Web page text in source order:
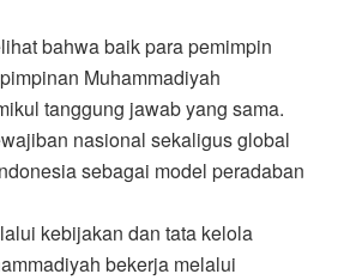
bahwa baik para pemimpin
Muhammadiyah
tanggung jawab yang sama.
nasional sekaligus global
sebagai model peradaban
kebijakan dan tata kelola
bekerja melalui